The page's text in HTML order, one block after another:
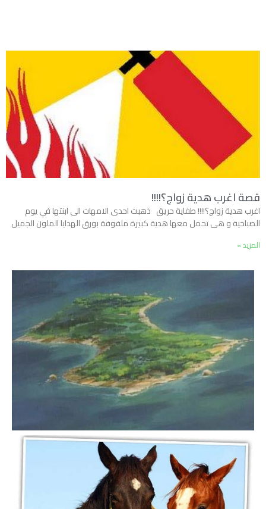
قصة اغرب هدية زواج؟!!!!
اغرب هدية زواج؟!!!! طفاية حريق ذهبت احدى الامهات الى ابنتها في يوم
الصباحية و هى تحمل معها هدية كبيرة ملفوفة بورق الهدايا الملون الجميل
المزيد »